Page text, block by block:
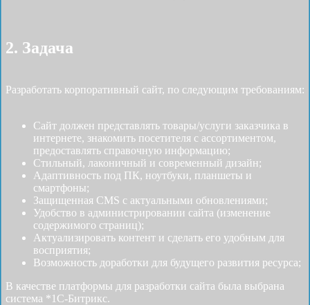
2. Задача
Разработать корпоративный сайт, по следующим требованиям:
Сайт должен представлять товары/услуги заказчика в
интернете, знакомить посетителя с ассортиментом,
предоставлять справочную информацию;
Стильный, лаконичный и современный дизайн;
Адаптивность под ПК, ноутбуки, планшеты и
смартфоны;
Защищенная CMS с актуальными обновлениями;
Удобство в администрировании сайта (изменение
содержимого страниц);
Актуализировать контент и сделать его удобным для
восприятия;
Возможность доработки для будущего развития ресурса;
В качестве платформы для разработки сайта была выбрана
система *1С-Битрикс.